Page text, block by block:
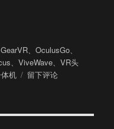
GearVR、OculusGo、
、ViveWave、VR头
机
于
强
留下评论